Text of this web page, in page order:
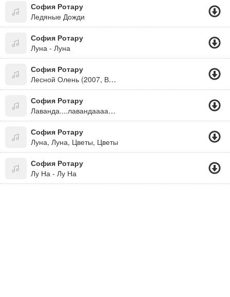
София Ротару
Ледяные Дожди
София Ротару
Луна - Луна
София Ротару
Лесной Олень (2007, Вариант 3)
София Ротару
Лаванда....лавандааааааааа Горная Лаванда))))))
София Ротару
Луна, Луна, Цветы, Цветы
София Ротару
Лу На - Лу На